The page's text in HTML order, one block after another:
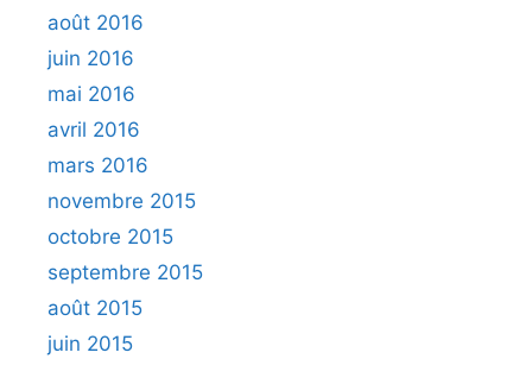
août 2016
juin 2016
mai 2016
avril 2016
mars 2016
novembre 2015
octobre 2015
septembre 2015
août 2015
juin 2015